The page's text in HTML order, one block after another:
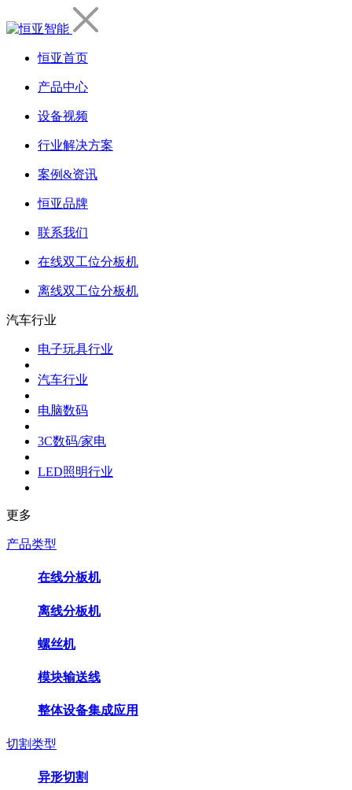
恒亚首页
产品中心
设备视频
行业解决方案
案例&资讯
恒亚品牌
联系我们
在线双工位分板机
离线双工位分板机
汽车行业
电子玩具行业
汽车行业
电脑数码
3C数码/家电
LED照明行业
更多
产品类型
在线分板机
离线分板机
螺丝机
模块输送线
整体设备集成应用
切割类型
异形切割